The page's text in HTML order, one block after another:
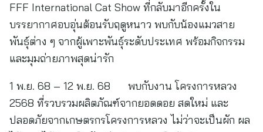
FFF International Cat Show ที่กลับมาอีกครั้งใน
บรรยากาศอบอุ่นต้อนรับฤดูหนาว พบกับน้องแมวสาย
พันธุ์ต่าง ๆ จากผู้เพาะพันธุ์ระดับประเทศ พร้อมกิจกรรม
และมุมถ่ายภาพสุดน่ารัก
1 พ.ย. 68 – 12 พ.ย. 68 พบกับงาน โครงการหลวง
2568 ที่รวบรวมผลิตภัณฑ์จากยอดดอย สดใหม่ และ
ปลอดภัยจากเกษตรกรโครงการหลวง ไม่ว่าจะเป็นผัก ผล